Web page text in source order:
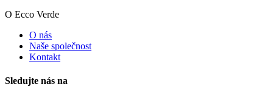
O Ecco Verde
O nás
Naše společnost
Kontakt
Sledujte nás na